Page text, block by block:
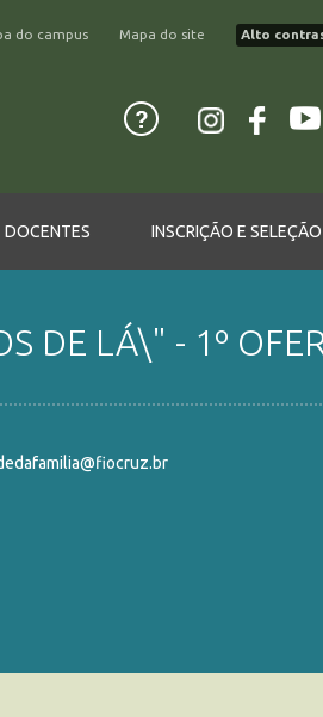
do campus Mapa do site Alto
DOCENTES INSCRIÇÃO E SELEÇÃO
DE LÁ\" - 1º